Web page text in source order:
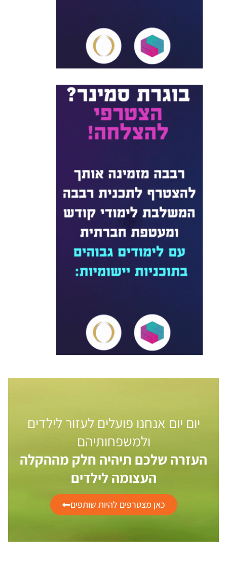
יום יום אנחנו פועלים לעזור לילדים
ולמשפחותיהם
העזרה שלכם תיהיה חלק מההקלה
העצומה לילדים
כאן מצטרפים להיות שותפים